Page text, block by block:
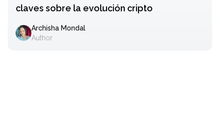
claves sobre la evolución cripto
Archisha Mondal
Author